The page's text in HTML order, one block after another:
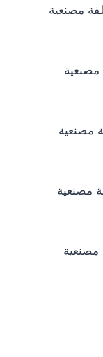
أما مع إضافة المصنعية، فيرتفع سعر الشراء إلى $103.31 وسعر البيع إلى $106.41, مع تكلفة مصنعية
سعر الشراء إلى $88.55 وسعر البيع إلى $91.21, مع تكلفة مصنعية
فيرتفع سعر الشراء إلى $68.87 وسعر البيع إلى $70.94, مع تكلفة مصنعية
فيرتفع سعر الشراء إلى $49.20 وسعر البيع إلى $50.67, مع تكلفة مصنعية
سعر الشراء إلى $29.52 وسعر البيع إلى $30.40, مع تكلفة مصنعية